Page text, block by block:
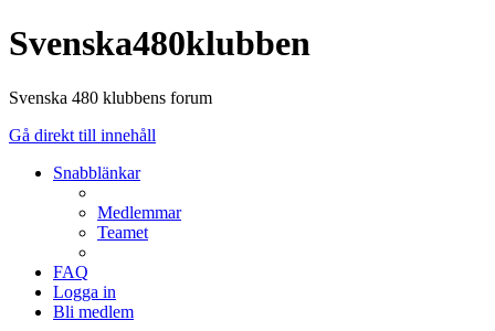
Svenska480klubben
Svenska 480 klubbens forum
Gå direkt till innehåll
Snabblänkar
Medlemmar
Teamet
FAQ
Logga in
Bli medlem